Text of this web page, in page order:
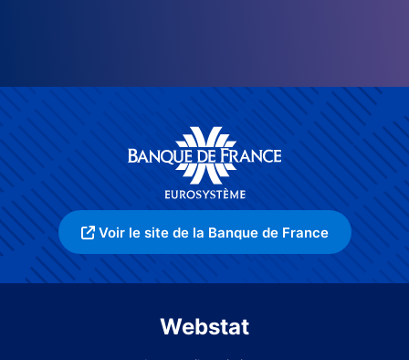
Voir le site de la Banque de France
Webstat